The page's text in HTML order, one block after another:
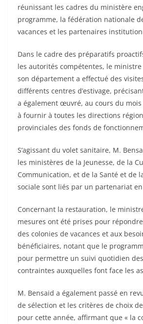
réunissant les cadres du ministère
programme, la fédération nationale
vacances et les partenaires
Dans le cadre des préparatifs
les autorités compétentes, le
son département a effectué des
différents centres d’estivage,
a également œuvré, au cours du
à fournir à toutes les directions
provinciales des fonds de
S’agissant du volet sanitaire, M.
les ministères de la Jeunesse, de la
Communication, et de la Santé et de
sociale sont liés par un partenariat
Concernant la restauration, le
mesures ont été prises pour
des colonies de vacances et aux
bénéficiaires, notant que le
pour permettre un suivi quotidien
contraintes auxquelles font face les
M. Bensaid a également passé en
de sélection et les critères de choix
pour cette année, affirmant que « la